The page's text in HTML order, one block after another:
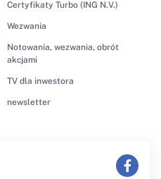
Certyfikaty Turbo (ING N.V.)
Wezwania
Notowania, wezwania, obrót
akcjami
TV dla inwestora
newsletter